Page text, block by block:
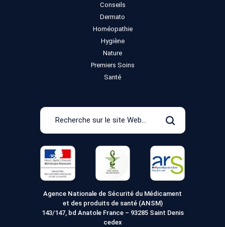
Conseils
Dermato
Homéopathie
Hygiène
Nature
Premiers Soins
Santé
Recherche
le
site
Web
Rechercher
Agence Nationale de Sécurité du Médicament
et des produits de santé (ANSM)
143/147, bd Anatole France – 93285 Saint Denis
cedex